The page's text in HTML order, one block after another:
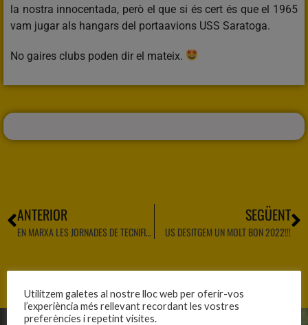
la nostra innocentada, però el que si és cert és que el 1965
vam jugar als hangars del portaavions USS Saratoga.
No gaires clubs poden dir el mateix.
ANTERIOR
EN MARXA LES JORNADES DE TECNIFICACIÓ
SEGÜENT
US DESITGEM UN MOLT BON 2022!!!
Utilitzem galetes al nostre lloc web per oferir-vos
l’experiència més rellevant recordant les vostres
preferències i repetint visites.